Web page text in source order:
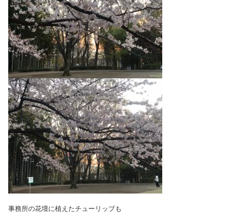
事務所の花壇に植えたチューリップも